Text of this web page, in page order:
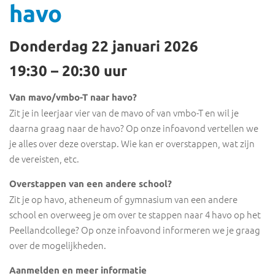
havo
Donderdag 22 januari 2026
19:30 – 20:30 uur
Van mavo/vmbo-T naar havo?
Zit je in leerjaar vier van de mavo of van vmbo-T en wil je
daarna graag naar de havo? Op onze infoavond vertellen we
je alles over deze overstap. Wie kan er overstappen, wat zijn
de vereisten, etc.
Overstappen van een andere school?
Zit je op havo, atheneum of gymnasium van een andere
school en overweeg je om over te stappen naar 4 havo op het
Peellandcollege? Op onze infoavond informeren we je graag
over de mogelijkheden.
Aanmelden en meer informatie